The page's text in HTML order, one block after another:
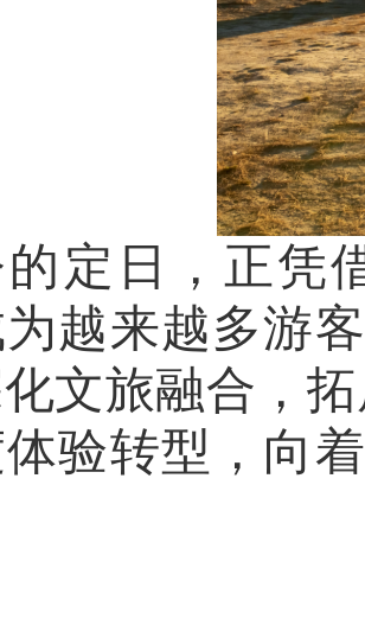
定日，正凭
越来越多游
文旅融合，
验转型，向